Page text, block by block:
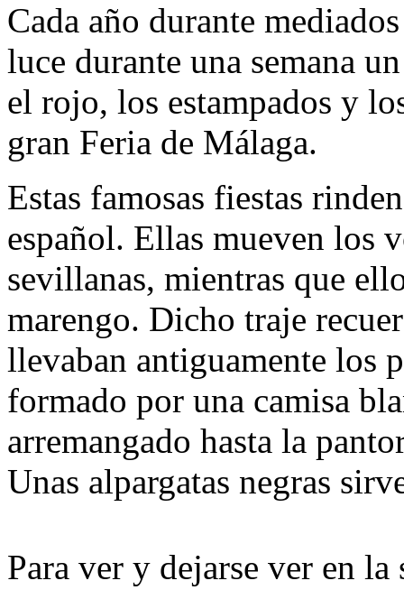
Cada año durante
luce durante una semana
el rojo, los estampados y
gran Feria de Málaga.
Estas famosas fiestas
español. Ellas mueven los
sevillanas, mientras que
marengo. Dicho traje
llevaban antiguamente los
formado por una camisa
arremangado hasta la
Unas alpargatas negras
Para ver y dejarse ver en la